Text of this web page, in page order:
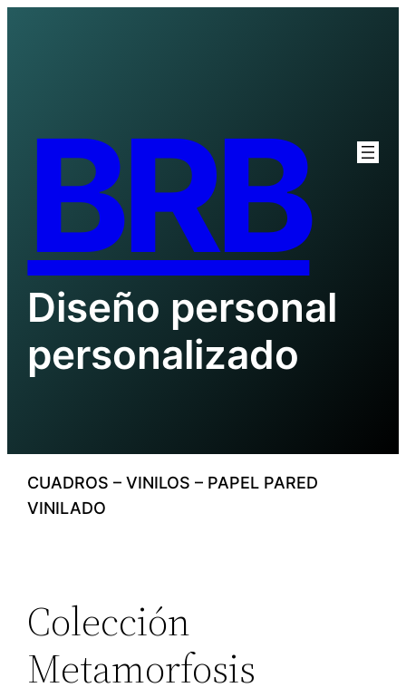
BRB
Diseño personal
personalizado
CUADROS – VINILOS – PAPEL PARED
VINILADO
Colección
Metamorfosis